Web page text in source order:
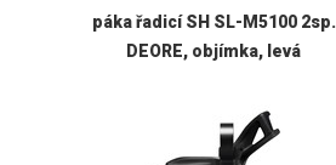
páka řadicí SH SL-M5100 2sp.
DEORE, objímka, levá